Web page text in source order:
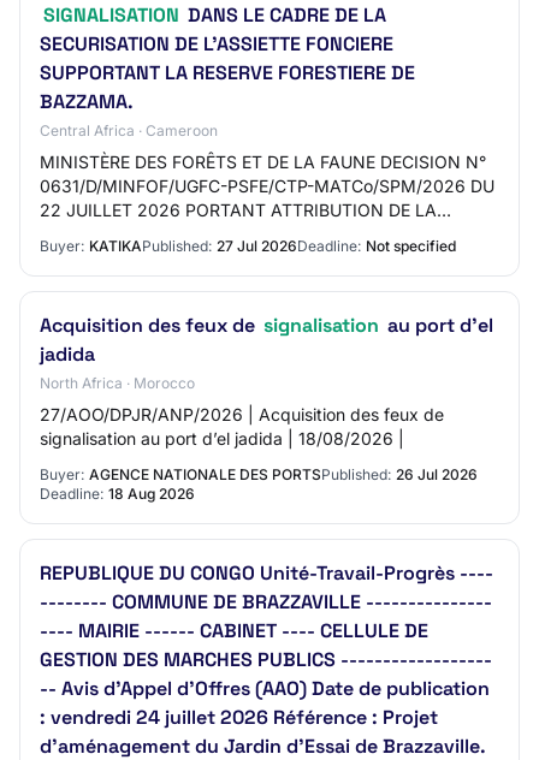
SIGNALISATION DANS LE CADRE DE LA
SECURISATION DE L’ASSIETTE FONCIERE
SUPPORTANT LA RESERVE FORESTIERE DE
BAZZAMA.
Central Africa · Cameroon
MINISTÈRE DES FORÊTS ET DE LA FAUNE DECISION N°
0631/D/MINFOF/UGFC-PSFE/CTP-MATCo/SPM/2026 DU
22 JUILLET 2026 PORTANT ATTRIBUTION DE LA
COTATION N°0186/DC/M…
Buyer: KATIKAPublished: 27 Jul 2026Deadline: Not specified
Acquisition des feux de signalisation au port d’el
jadida
North Africa · Morocco
27/AOO/DPJR/ANP/2026 | Acquisition des feux de
signalisation au port d’el jadida | 18/08/2026 |
Buyer: AGENCE NATIONALE DES PORTSPublished: 26 Jul 2026
Deadline: 18 Aug 2026
REPUBLIQUE DU CONGO Unité-Travail-Progrès ----
-------- COMMUNE DE BRAZZAVILLE ---------------
---- MAIRIE ------ CABINET ---- CELLULE DE
GESTION DES MARCHES PUBLICS ------------------
-- Avis d’Appel d’Offres (AAO) Date de publication
: vendredi 24 juillet 2026 Référence : Projet
d’aménagement du Jardin d’Essai de Brazzaville.